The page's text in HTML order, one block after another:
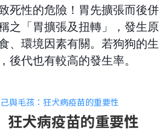
死性的危險！胃先擴張而後併
之「胃擴張及扭轉」，發生原
、環境因素有關。若狗狗的生
後代也有較高的發生率。
狂犬病疫苗的重要性